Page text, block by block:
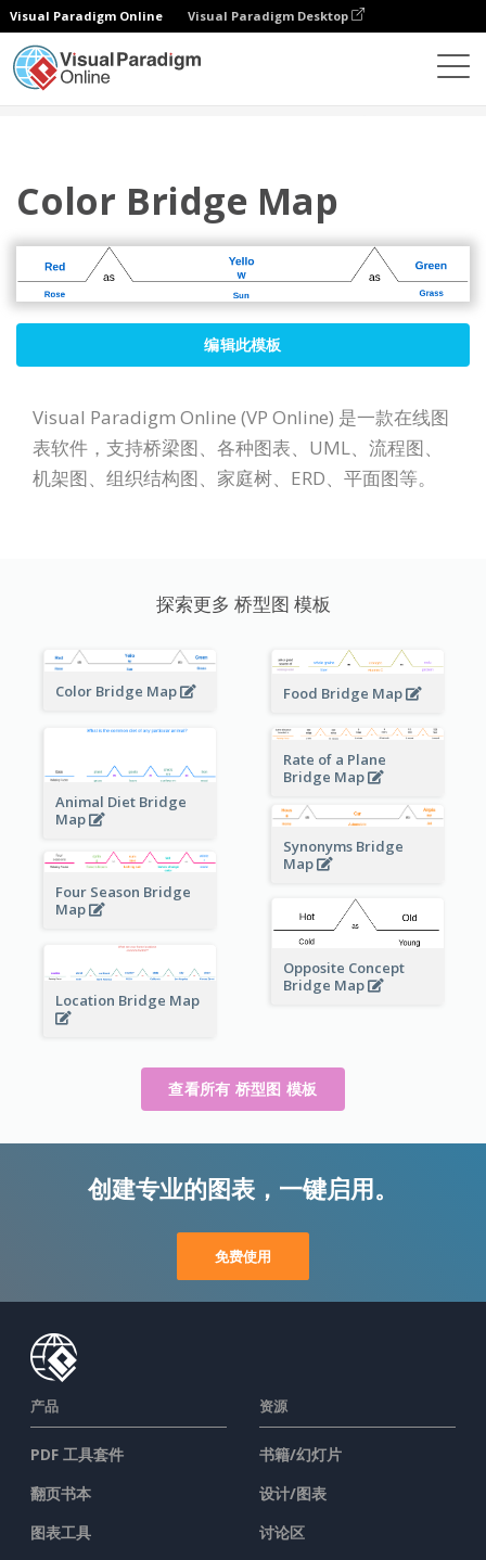
Visual Paradigm Online Visual Paradigm Desktop
Color Bridge Map
编辑此模板
Visual Paradigm Online (VP Online) 是一款在线图
表软件，支持桥梁图、各种图表、UML、流程图、
机架图、组织结构图、家庭树、ERD、平面图等。
探索更多 桥型图 模板
Color Bridge Map Food Bridge Map
Animal Diet Bridge
Map
Rate of a Plane
Bridge Map
Synonyms Bridge
Map
Four Season Bridge
Map
Opposite Concept
Bridge Map
Location Bridge Map
查看所有 桥型图 模板
创建专业的图表，一键启用。
免费使用
产品
PDF 工具套件
翻页书本
图表工具
资源
书籍/幻灯片
设计/图表
讨论区